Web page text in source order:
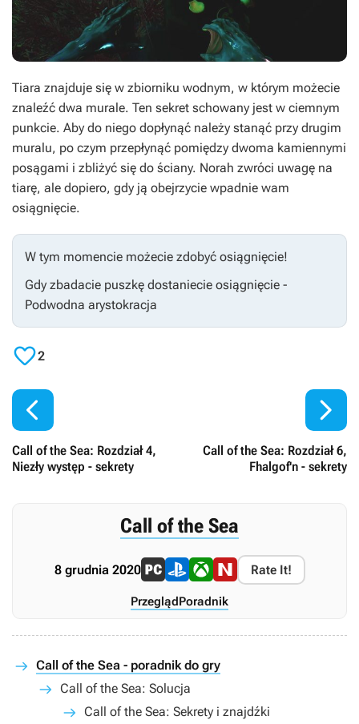
Tiara znajduje się w zbiorniku wodnym, w którym możecie
znaleźć dwa murale. Ten sekret schowany jest w ciemnym
punkcie. Aby do niego dopłynąć należy stanąć przy drugim
muralu, po czym przepłynąć pomiędzy dwoma kamiennymi
posągami i zbliżyć się do ściany. Norah zwróci uwagę na
tiarę, ale dopiero, gdy ją obejrzycie wpadnie wam
osiągnięcie.
W tym momencie możecie zdobyć osiągnięcie!
Gdy zbadacie puszkę dostaniecie osiągnięcie -
Podwodna arystokracja
2

Call of the Sea: Rozdział 4,
Niezły występ - sekrety
Call of the Sea: Rozdział 6,
Fhalgof'n - sekrety

Call of the Sea
8 grudnia 2020 Rate It!
PrzeglądPoradnik
Call of the Sea - poradnik do gry
Call of the Sea: Solucja
Call of the Sea: Sekrety i znajdźki